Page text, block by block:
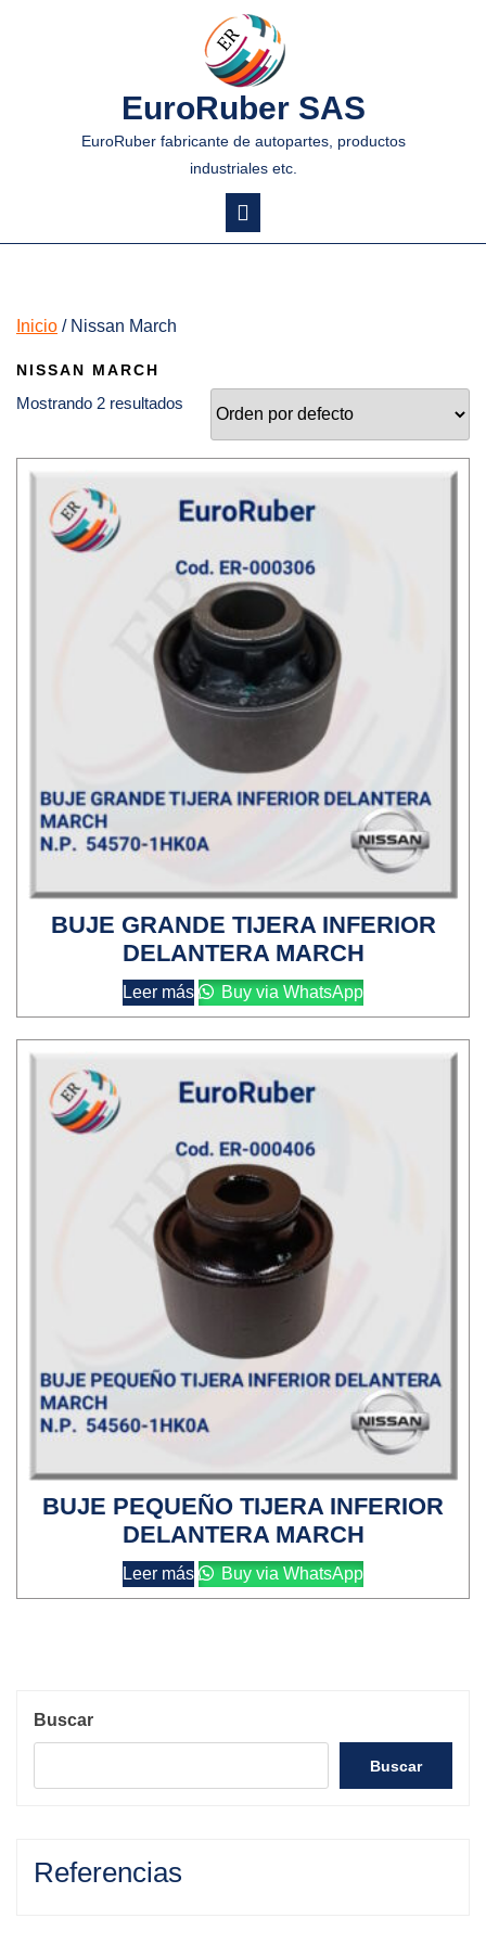
EuroRuber SAS
EuroRuber fabricante de autopartes, productos
industriales etc.
Inicio / Nissan March
NISSAN MARCH
Mostrando 2 resultados
BUJE GRANDE TIJERA INFERIOR
DELANTERA MARCH
Leer más Buy via WhatsApp
BUJE PEQUEÑO TIJERA INFERIOR
DELANTERA MARCH
Leer más Buy via WhatsApp
Buscar
Buscar
Referencias